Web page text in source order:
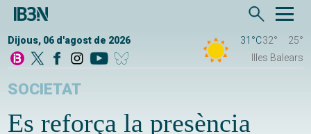
Dijous, 06 d'agost de 2026 31°C32°
25°
Illes Balears
SOCIETAT
Es reforça la presència